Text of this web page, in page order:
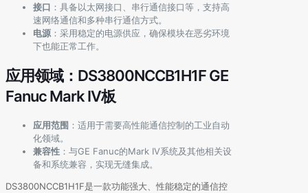
接口 ：具备以太网接口、串行通信接口等，支持高
速网络通信和多种串行通信方式。
电源 ：采用稳定的电源供应，确保模块在恶劣环境
下也能正常工作。
应用领域：DS3800NCCB1H1F GE
Fanuc Mark IV板
应用范围 ：适用于需要高性能通信控制的工业自动
化领域。
兼容性 ：与GE Fanuc的Mark IV系统及其他相关设
备和系统兼容，实现无缝集成。
DS3800NCCB1H1F是一款功能强大、性能稳定的通信控